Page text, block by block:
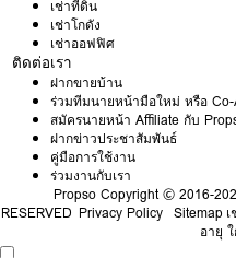
เช่าที่ดิน
เช่าโกดัง
เช่าออฟฟิศ
ติดต่อเรา
ฝากขายบ้าน
ร่วมทีมนายหน้ามือใหม่ หรือ Co-
สมัครนายหน้า Affiliate กับ
ฝากข่าวประชาสัมพันธ์
คู่มือการใช้งาน
ร่วมงานกับเรา
Propso Copyright © 2016-
RESERVED Privacy Policy Sitemap
อายุ